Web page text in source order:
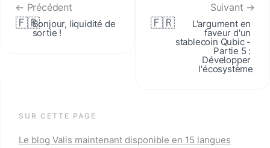
← Précédent
🇫🇷Bonjour, liquidité de
sortie !
Suivant →
🇫🇷 L'argument en
faveur d'un
stablecoin Qubic -
Partie 5 :
Développer
l'écosystème
SUR CETTE PAGE
Le blog Valis maintenant disponible en 15 langues